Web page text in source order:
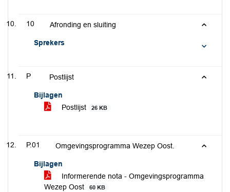
10 Afronding en sluiting
Sprekers
P Postlijst
Bijlagen
Postlijst
26 KB
P.01 Omgevingsprogramma Wezep Oost.
Bijlagen
Informerende nota - Omgevingsprogramma
Wezep Oost
60 KB